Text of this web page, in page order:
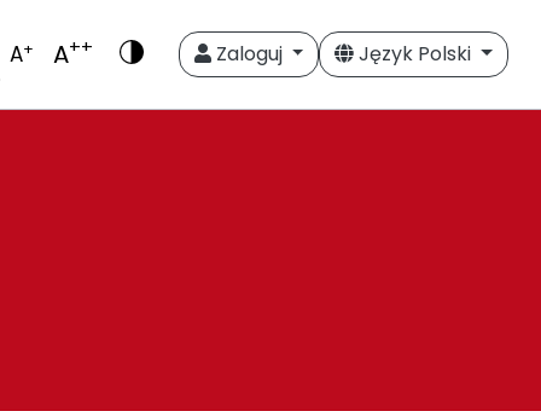
A+ A++ Zaloguj Język Polski